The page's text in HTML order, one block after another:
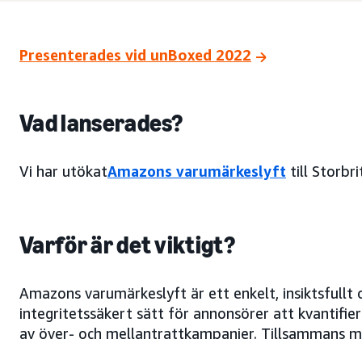
Presenterades vid unBoxed 2022
Vad lanserades?
Vi har utökatAmazons varumärkeslyft till
Varför är det viktigt?
Amazons varumärkeslyft är ett enkelt, insiktsfullt
integritetssäkert sätt för annonsörer att
av över- och mellantrattkampanjer. Tillsammans